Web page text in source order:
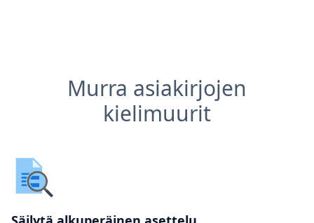
Murra asiakirjojen
kielimuurit